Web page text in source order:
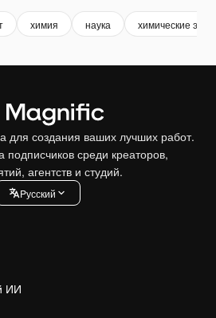
химия наука химические
для создания ваших лучших работ.
среди креаторов,
агентств и студий.
Pусский
ИИ